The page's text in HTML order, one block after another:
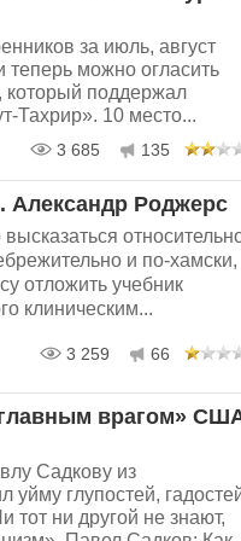
за июль, август
теперь можно огласить
который поддержал
​Тахрир». 10 место...
3 685 135
Александр Роджерс
и по-хамски,
отложить учебник
клиническим...
3 259 66
врагом»
Садкову из
уйму глупостей,
тот ни другой не знают,